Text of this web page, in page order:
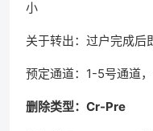
小
关于转出：过户完成后
预定通道：1-5号通道
删除类型：Cr-Pre